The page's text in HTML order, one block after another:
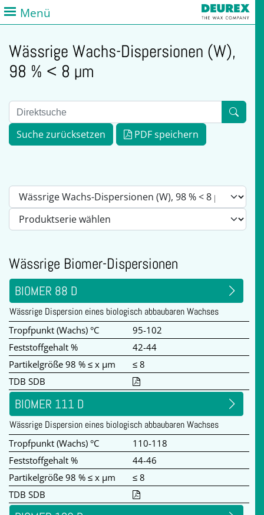
Menü
Wässrige Wachs-Dispersionen (W),
98 % < 8 µm
Suche zurücksetzen PDF speichern
Wässrige Biomer-Dispersionen
BIOMER 88 D
Wässrige Dispersion eines biologisch abbaubaren Wachses
Tropfpunkt (Wachs) °C
95-102
Feststoffgehalt %
42-44
Partikelgröße 98 % ≤ x µm
≤ 8
TDB SDB
BIOMER 111 D
Wässrige Dispersion eines biologisch abbaubaren Wachses
Tropfpunkt (Wachs) °C
110-118
Feststoffgehalt %
44-46
Partikelgröße 98 % ≤ x µm
≤ 8
TDB SDB